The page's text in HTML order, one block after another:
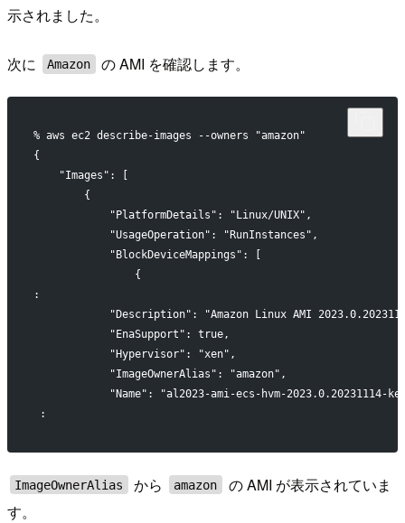
示されました。
次に Amazon の AMI を確認します。
% aws ec2 describe-images --owners "amazon"
{
    "Images": [
        {
            "PlatformDetails": "Linux/UNIX",
            "UsageOperation": "RunInstances",
            "BlockDeviceMappings": [
                {
:
"Description": "Amazon Linux AMI
            "EnaSupport": true,
            "Hypervisor": "xen",
            "ImageOwnerAlias": "amazon",
"Name": "al2023-ami-ecs-hvm-2023.0.20231114-
:
ImageOwnerAlias から amazon
の AMI が表示されていま
す。